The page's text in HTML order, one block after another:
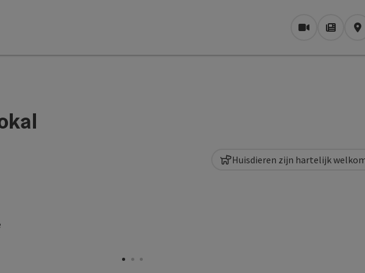
Webcams
Copyright
Huisdieren zijn hartelijk